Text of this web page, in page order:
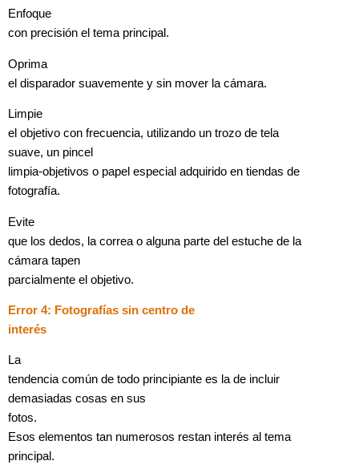
Enfoque
con precisión el tema principal.
Oprima
el disparador suavemente y sin mover la cámara.
Limpie
el objetivo con frecuencia, utilizando un trozo de tela
suave, un pincel
limpia-objetivos o papel especial adquirido en tiendas de
fotografía.
Evite
que los dedos, la correa o alguna parte del estuche de la
cámara tapen
parcialmente el objetivo.
Error 4: Fotografías sin centro de
interés
La
tendencia común de todo principiante es la de incluir
demasiadas cosas en sus
fotos.
Esos elementos tan numerosos restan interés al tema
principal.